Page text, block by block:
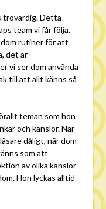
trovärdig. Detta
team vi får följa.
dom rutiner för att
det är
vi ser dom använda
till att allt känns så
teman som hon
och känslor. När
dåligt, när dom
som att
av olika känslor
Hon lyckas alltid